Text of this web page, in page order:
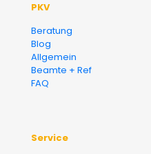
PKV
Beratung
Blog
Allgemein
Beamte + Ref
FAQ
Service